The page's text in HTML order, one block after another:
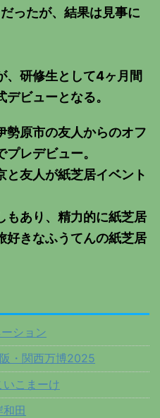
ったが、結果は見事に
、研修生として4ヶ月間
ビューとなる。
勢原市の友人からのオフ
レデビュー。
と友人が紙芝居イベント
もあり、精力的に紙芝居
好きなふうてんの紙芝居
ション
・関西万博2025
こまーけ
田